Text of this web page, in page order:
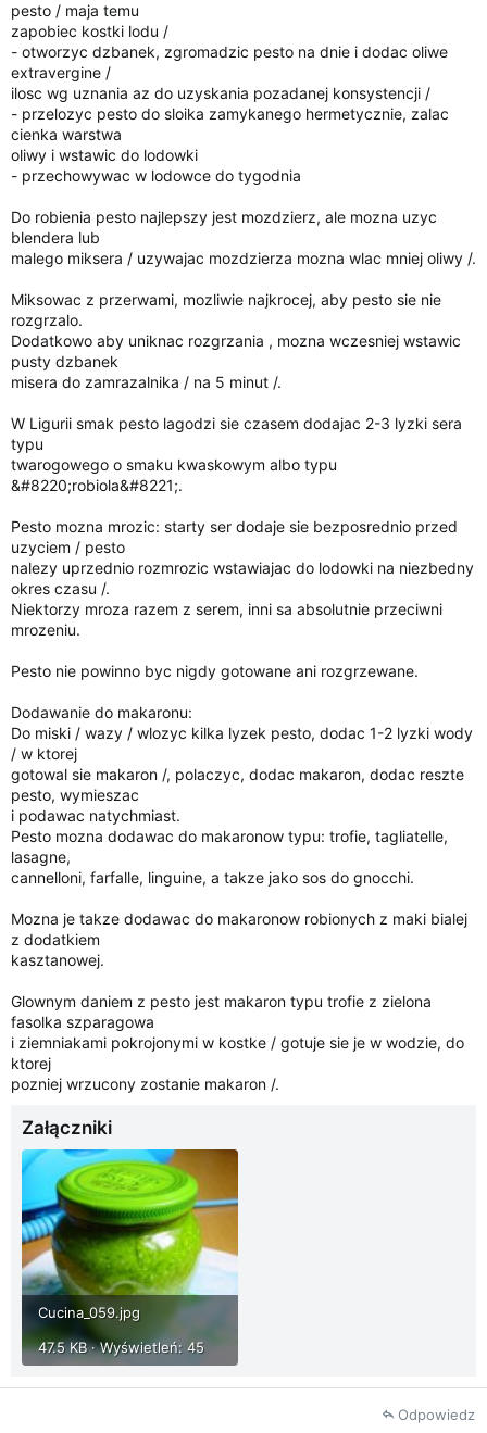
pesto / maja temu
zapobiec kostki lodu /
- otworzyc dzbanek, zgromadzic pesto na dnie i dodac oliwe
extravergine /
ilosc wg uznania az do uzyskania pozadanej konsystencji /
- przelozyc pesto do sloika zamykanego hermetycznie, zalac
cienka warstwa
oliwy i wstawic do lodowki
- przechowywac w lodowce do tygodnia
Do robienia pesto najlepszy jest mozdzierz, ale mozna uzyc
blendera lub
malego miksera / uzywajac mozdzierza mozna wlac mniej oliwy /.
Miksowac z przerwami, mozliwie najkrocej, aby pesto sie nie
rozgrzalo.
Dodatkowo aby uniknac rozgrzania , mozna wczesniej wstawic
pusty dzbanek
misera do zamrazalnika / na 5 minut /.
W Ligurii smak pesto lagodzi sie czasem dodajac 2-3 lyzki sera
typu
twarogowego o smaku kwaskowym albo typu
&#8220;robiola&#8221;.
Pesto mozna mrozic: starty ser dodaje sie bezposrednio przed
uzyciem / pesto
nalezy uprzednio rozmrozic wstawiajac do lodowki na niezbedny
okres czasu /.
Niektorzy mroza razem z serem, inni sa absolutnie przeciwni
mrozeniu.
Pesto nie powinno byc nigdy gotowane ani rozgrzewane.
Dodawanie do makaronu:
Do miski / wazy / wlozyc kilka lyzek pesto, dodac 1-2 lyzki wody
/ w ktorej
gotowal sie makaron /, polaczyc, dodac makaron, dodac reszte
pesto, wymieszac
i podawac natychmiast.
Pesto mozna dodawac do makaronow typu: trofie, tagliatelle,
lasagne,
cannelloni, farfalle, linguine, a takze jako sos do gnocchi.
Mozna je takze dodawac do makaronow robionych z maki bialej
z dodatkiem
kasztanowej.
Glownym daniem z pesto jest makaron typu trofie z zielona
fasolka szparagowa
i ziemniakami pokrojonymi w kostke / gotuje sie je w wodzie, do
ktorej
pozniej wrzucony zostanie makaron /.
Załączniki
Cucina_059.jpg
47.5 KB · Wyświetleń: 45
Odpowiedz